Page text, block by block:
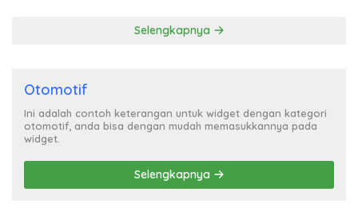
Selengkapnya
Otomotif
Ini adalah contoh keterangan untuk widget dengan kategori
otomotif, anda bisa dengan mudah memasukkannya pada
widget.
Selengkapnya